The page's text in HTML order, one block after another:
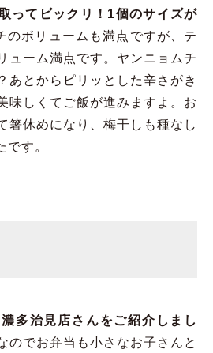
ってビックリ！1個のサイズが
のボリュームも満点ですが、テ
ューム満点です。ヤンニョムチ
あとからピリッとした辛さがき
味しくてご飯が進みますよ。お
箸休めになり、梅干しも種なし
です。
多治見店さんをご紹介しまし
のでお弁当も小さなお子さんと